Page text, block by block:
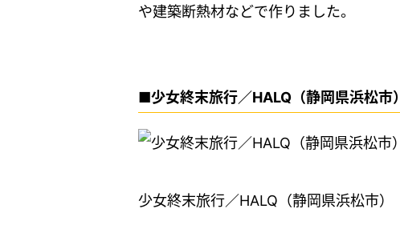
や建築断熱材などで作りました。
■少女終末旅行／HALQ（静岡県浜松市）
少女終末旅行／HALQ（静岡県浜松市）